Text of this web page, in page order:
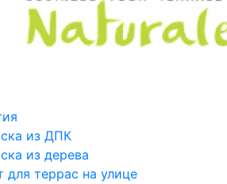
из ДПК
из дерева
для террас на улице